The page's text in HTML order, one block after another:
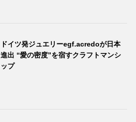
ドイツ発ジュエリーegf.acredoが日本
進出 “愛の密度”を宿すクラフトマンシ
ップ